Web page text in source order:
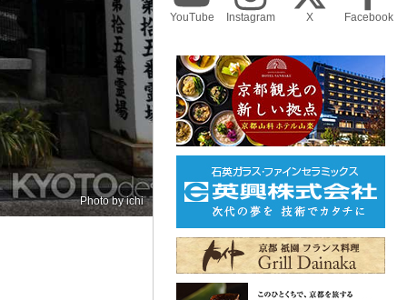
Photo byichi
YouTube Instagram X Facebook